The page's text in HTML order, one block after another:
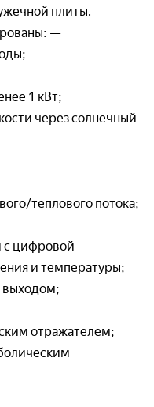
плиты.
—
1 кВт;
через солнечный
теплового потока;
с цифровой
и температуры;
выходом;
отражателем;
с
с